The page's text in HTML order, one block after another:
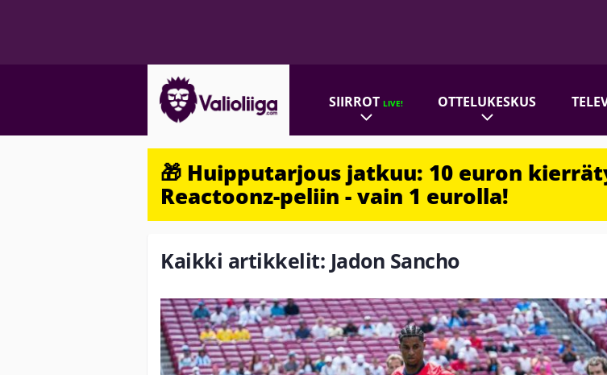
SIIRROTLIVE! OTTELUKESKUS
🎁 Huipputarjous jatkuu: 10 euron
Reactoonz-peliin - vain 1 eurolla!
Kaikki artikkelit: Jadon Sancho